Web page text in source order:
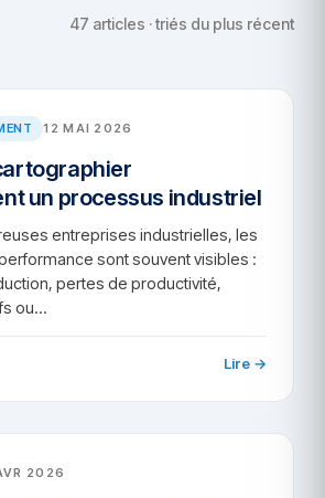
47 articles · triés du plus récent
12 MAI 2026
un processus industriel
entreprises industrielles, les
sont souvent visibles :
pertes de productivité,
ou…
Lire →
2026